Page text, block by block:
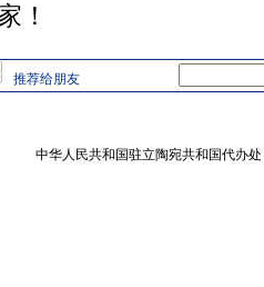
！
推荐给朋友
中华人民共和国驻立陶宛共和国代办处